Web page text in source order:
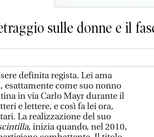
sulle donne e il
definita regista. Lei ama
esattamente come suo nonno
in via Carlo Mayr durante il
e lettere, e così fa lei ora,
La realizzazione del suo
, inizia quando, nel 2010,